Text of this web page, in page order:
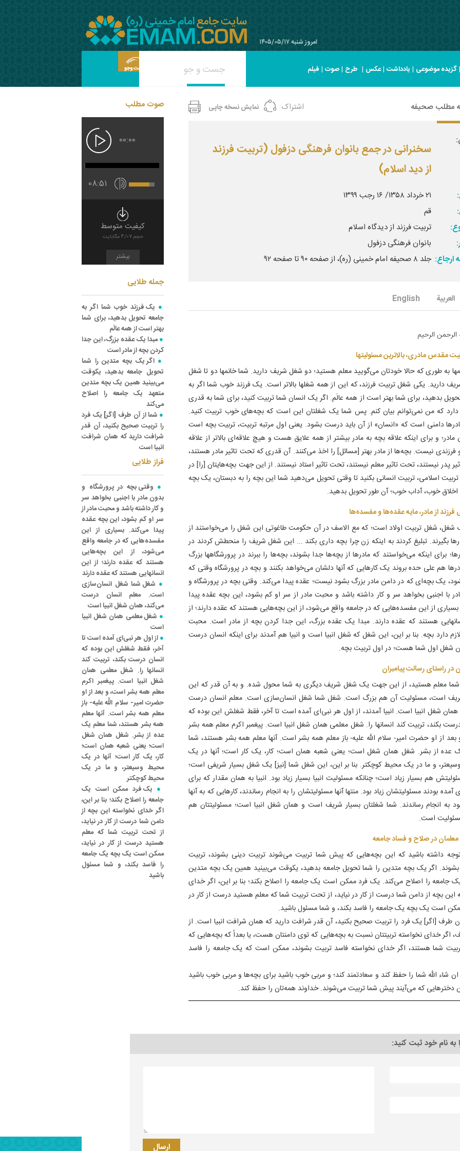
امروز شنبه ۱۴۰۵/۰۵/۱۷
|گزیده موضوعی | یادداشت |عکس | طرح |صوت | فیلم
مطلب صحیفه اشتراک نمایش نسخه چاپی
سخنرانی در جمع بانوان فرهنگی دزفول (تربیت فرزند
از دید اسلام)
۲۱ خرداد ۱۳۵۸/ ۱۶ رجب ۱۳۹۹
قم
تربیت فرزند از دیدگاه اسلام
بانوان فرهنگی دزفول‌
ارجاع: جلد ۸ صحیفه امام خمینی (ره)، از صفحه ۹۰ تا صفحه ۹۲
العربیة English
الرحمن الرحیم‌
مقدس مادری، بالاترین مسئولیتها
به طوری که حالا خودتان می‌گویید معلم هستید؛ دو شغل شریف دارید. شما خانمها دو تا شغل
دارید. یکی شغل تربیت فرزند، که این از همه شغلها بالاتر است. یک فرزند خوب شما اگر به
بدهید، برای شما بهتر است از همه عالَم. اگر یک انسان شما تربیت کنید، برای شما به قدری
که من نمی‌توانم بیان کنم. پس شما یک شغلتان این است که بچه‌های خوب تربیت کنید.
دامنی است که «انسان» از آن باید درست بشود. یعنی اول مرتبه تربیت، تربیت بچه است
و برای اینکه علاقه بچه به مادر بیشتر از همه علایق هست و هیچ علاقه‌ای بالاتر از علاقه
فرزندی نیست. بچه‌ها از مادر بهتر [مسائل‌] را اخذ می‌کنند. آن قدری که تحت تاثیر مادر هستند،
پدر نیستند، تحت تاثیر معلم نیستند، تحت تاثیر استاد نیستند. از این جهت بچه‌هایتان [را] در
تربیت اسلامی، تربیت انسانی بکنید تا وقتی تحویل می‌دهید شما این بچه را به دبستان، یک بچه
خوب، آداب خوب؛ آن طور تحویل بدهید.
فرزند از مادر، مایه عقده‌ها و مفسده‌ها
شغل تربیت اولاد است؛ که مع الاسف در آن حکومت طاغوتی این شغل را می‌خواستند از
بگیرند. تبلیغ کردند به اینکه زن چرا بچه داری بکند ... این شغل شریف را منحطش کردند در
برای اینکه می‌خواستند که مادرها از بچه‌ها جدا بشوند، بچه‌ها را ببرند در پرورشگاهها بزرگ
هم علی‌ حده بروند یک کارهایی که آنها دلشان می‌خواهد بکنند و بچه در پرورشگاه وقتی که
یک بچه‌ای که در دامن مادر بزرگ بشود نیست؛ عقده پیدا می‌کند. وقتی بچه در پرورشگاه و
با اجنبی بخواهد سر و کار داشته باشد و محبت مادر از سر او کم بشود، این بچه عقده پیدا
از این مفسده‌هایی که در جامعه واقع می‌شود، از این بچه‌هایی هستند که عقده دارند؛ از
هستند که عقده دارند. مبدا یک عقده بزرگ، این جدا کردن بچه از مادر است. محبت
دارد بچه. بنا بر این، این شغل که شغل انبیا است و انبیا هم آمدند برای اینکه انسان درست
شغل اول شما هست؛ در اول تربیت بچه.
در راستای رسالت پیامبران‌
معلم هستید، از این جهت یک شغل شریف دیگری به شما محول شده. و به آن قدر که این
است، مسئولیت آن هم بزرگ است. شغل شما شغل انسان‌سازی است. معلم انسان درست
شغل انبیا است. انبیا آمدند، از اول هر نبی‌ای آمده است تا آخر، فقط شغلش این بوده که
بکند، تربیت کند انسانها را. شغل معلمی همان شغل انبیا است. پیغمبر اکرم معلم همه بشر
از او حضرت امیر- سلام الله علیه- باز معلم همه بشر است. آنها معلم همه بشر هستند، شما
عده از بشر. شغل همان شغل است؛ یعنی شعبه همان است؛ کار، یک کار است؛ آنها در یک
و ما در یک محیط کوچکتر. بنا بر این، این شغل شما [نیز] یک شغل بسیار شریفی است؛
هم بسیار زیاد است؛ چنانکه مسئولیت انبیا بسیار زیاد بود. انبیا به همان مقدار که برای
آمده بودند مسئولیتشان زیاد بود. منتها آنها مسئولیتشان را به انجام رساندند، کارهایی که به آنها
به انجام رساندند. شما شغلتان بسیار شریف است و همان شغل انبیا است؛ مسئولیتتان هم
است.
در صلاح و فساد جامعه‌
داشته باشید که این بچه‌هایی که پیش شما تربیت می‌شوند تربیت دینی بشوند، تربیت
بشوند. اگر یک بچه متدین را شما تحویل جامعه بدهید، یکوقت می‌بینید همین یک بچه متدین
جامعه را اصلاح می‌کند. یک فرد ممکن است یک جامعه را اصلاح بکند؛ بنا بر این، اگر خدای
این بچه از دامن شما درست از کار در نیاید، از تحت تربیت شما که معلم هستید درست از کار در
است یک بچه یک جامعه را فاسد بکند، و شما مسئول باشید.
طرف [اگر] یک فرد را تربیت صحیح بکنید، آن قدر شرافت دارید که همان شرافت انبیا است. از
اگر خدای نخواسته تربیتتان نسبت به بچه‌هایی که توی دامنتان هست، یا بعداً که بچه‌هایی که
شما هستند، اگر خدای نخواسته فاسد تربیت بشوند، ممکن است که یک جامعه را فاسد
شاء الله شما را حفظ کند و سعادتمند کند؛ و مربی خوب باشید برای بچه‌ها و مربی خوب باشید
دخترهایی که می‌آیند پیش شما تربیت می‌شوند. خداوند همه‌تان را حفظ کند.
صوت مطلب
00:00
08:51
کیفیت متوسط
حجم 4/07 مگابایت
بیشتر
جمله طلایی
یک فرزند خوب شما اگر به
جامعه تحویل بدهید، برای شما
بهتر است از همه عالَم
مبدا یک عقده بزرگ، این جدا
کردن بچه از مادر است
اگر یک بچه متدین را شما
تحویل جامعه بدهید، یکوقت
می‌بینید همین یک بچه متدین
متعهد یک جامعه را اصلاح
می‌کند
شما از آن طرف [اگر] یک فرد
را تربیت صحیح بکنید، آن قدر
شرافت دارید که همان شرافت
انبیا است
فراز طلایی
وقتی بچه در پرورشگاه و
بدون مادر با اجنبی بخواهد سر
و کار داشته باشد و محبت مادر از
سر او کم بشود، این بچه عقده
پیدا می‌کند. بسیاری از این
مفسده‌هایی که در جامعه واقع
می‌شود، از این بچه‌هایی
هستند که عقده دارند؛ از این
انسانهایی هستند که عقده دارند
شغل شما شغل انسان‌سازی
است. معلم انسان درست
می‌کند، همان شغل انبیا است
شغل معلمی همان شغل انبیا
است
از اول هر نبی‌ای آمده است تا
آخر، فقط شغلش این بوده که
انسان درست بکند، تربیت کند
انسانها را. شغل معلمی همان
شغل انبیا است. پیغمبر اکرم
معلم همه بشر است، و بعد از او
حضرت امیر- سلام اللَّه علیه- باز
معلم همه بشر است. آنها معلم
همه بشر هستند، شما معلم یک
عده از بشر. شغل همان شغل
است؛ یعنی شعبه همان است؛
کار، یک کار است؛ آنها در یک
محیط وسیعتر، و ما در یک
محیط کوچکتر
یک فرد ممکن است یک
جامعه را اصلاح بکند؛ بنا بر این،
اگر خدای نخواسته این بچه از
دامن شما درست از کار در نیاید،
از تحت تربیت شما که معلم
هستید درست از کار در نیاید،
ممکن است یک بچه یک جامعه
را فاسد بکند، و شما مسئول
باشید
به نام خود ثبت کنید: